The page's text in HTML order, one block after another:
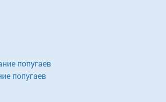
попугаев
попугаев